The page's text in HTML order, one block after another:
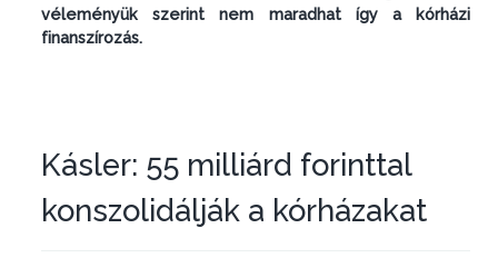
véleményük szerint nem maradhat így a kórházi
finanszírozás.
Kásler: 55 milliárd forinttal
konszolidálják a kórházakat